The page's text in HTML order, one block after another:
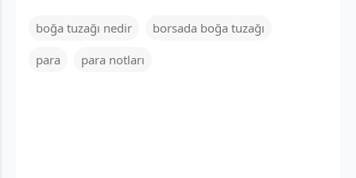
boğa tuzağı nedir
borsada boğa tuzağı
para
para notları